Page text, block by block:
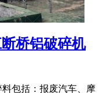
桥铝破碎机
包括：报废汽车、摩